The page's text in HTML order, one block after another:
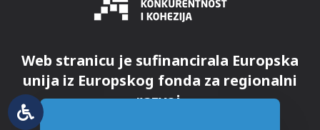
Web stranicu je sufinancirala Europska
unija iz Europskog fonda za regionalni
razvoj.